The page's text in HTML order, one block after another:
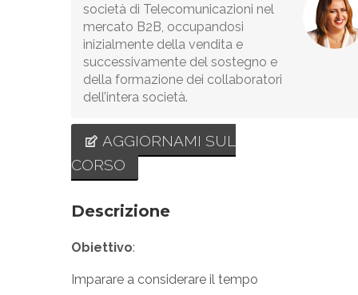
società di Telecomunicazioni nel
mercato B2B, occupandosi
inizialmente della vendita e
successivamente del sostegno e
della formazione dei collaboratori
dell’intera società.
AGGIORNAMI SUL
CORSO
Descrizione
Obiettivo:
Imparare a considerare il tempo